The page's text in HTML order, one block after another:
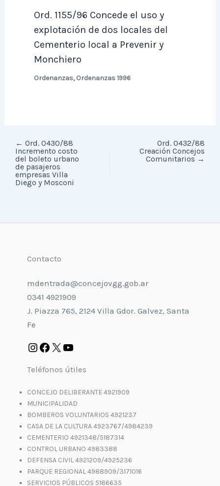
Ord. 1155/96 Concede el uso y
explotación de dos locales del
Cementerio local a Prevenir y
Monchiero
Ordenanzas,Ordenanzas 1996
← Ord. 0430/88
Incremento costo
del boleto urbano
de pasajeros
empresas Villa
Diego y Mosconi
Ord. 0432/88
Creación Concejos
Comunitarios →
Contacto
mdentrada@concejovgg.gob.ar
0341 4921909
J. Piazza 765, 2124 Villa Gdor. Galvez, Santa
Fe
Teléfonos útiles
CONCEJO DELIBERANTE 4921909
MUNICIPALIDAD
BOMBEROS VOLUNTARIOS 4921237
CASA DE LA CULTURA 4923767/4984239
CEMENTERIO 4921348/5187314
CONTROL URBANO 4983388
DEFENSA CIVIL 4921209/4925236
PARQUE REGIONAL 4988909/3171016
SERVICIOS PÚBLICOS 5186635